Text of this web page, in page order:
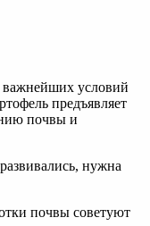
важнейших условий
предъявляет
почвы и
нужна
почвы советуют